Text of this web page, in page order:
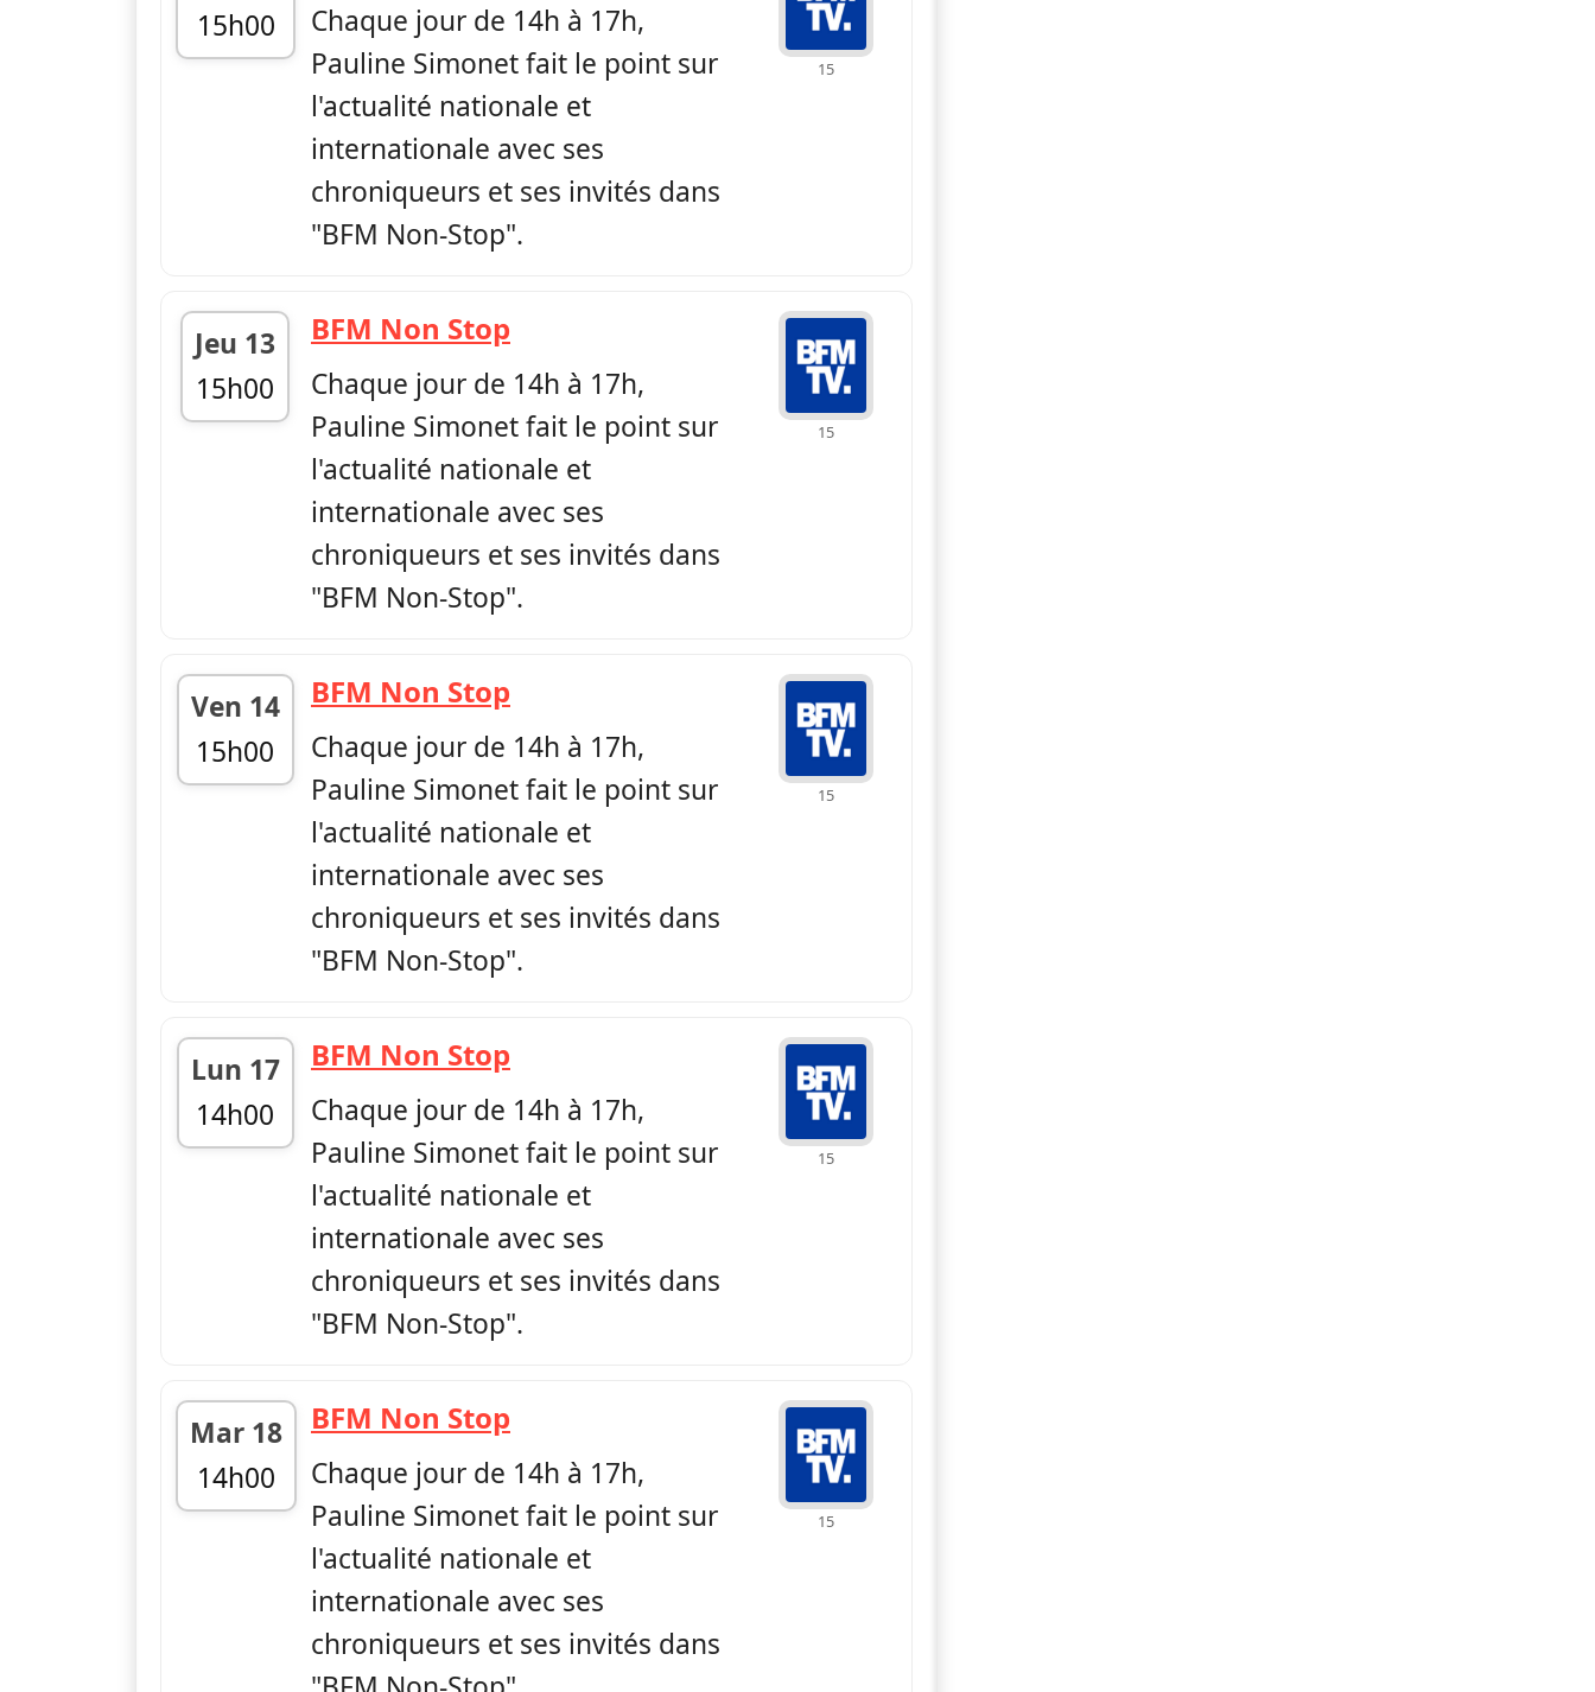
15h00
fin 17h00
Chaque jour de 14h à 17h,
Pauline Simonet fait le point sur
l'actualité nationale et
internationale avec ses
chroniqueurs et ses invités dans
"BFM Non-Stop".
15
Jeu 13
15h00
fin 17h00
BFM Non Stop
Chaque jour de 14h à 17h,
Pauline Simonet fait le point sur
l'actualité nationale et
internationale avec ses
chroniqueurs et ses invités dans
"BFM Non-Stop".
15
Ven 14
15h00
fin 17h00
BFM Non Stop
Chaque jour de 14h à 17h,
Pauline Simonet fait le point sur
l'actualité nationale et
internationale avec ses
chroniqueurs et ses invités dans
"BFM Non-Stop".
15
Lun 17
14h00
fin 17h00
BFM Non Stop
Chaque jour de 14h à 17h,
Pauline Simonet fait le point sur
l'actualité nationale et
internationale avec ses
chroniqueurs et ses invités dans
"BFM Non-Stop".
15
Mar 18
14h00
fin 17h00
BFM Non Stop
Chaque jour de 14h à 17h,
Pauline Simonet fait le point sur
l'actualité nationale et
internationale avec ses
chroniqueurs et ses invités dans
15